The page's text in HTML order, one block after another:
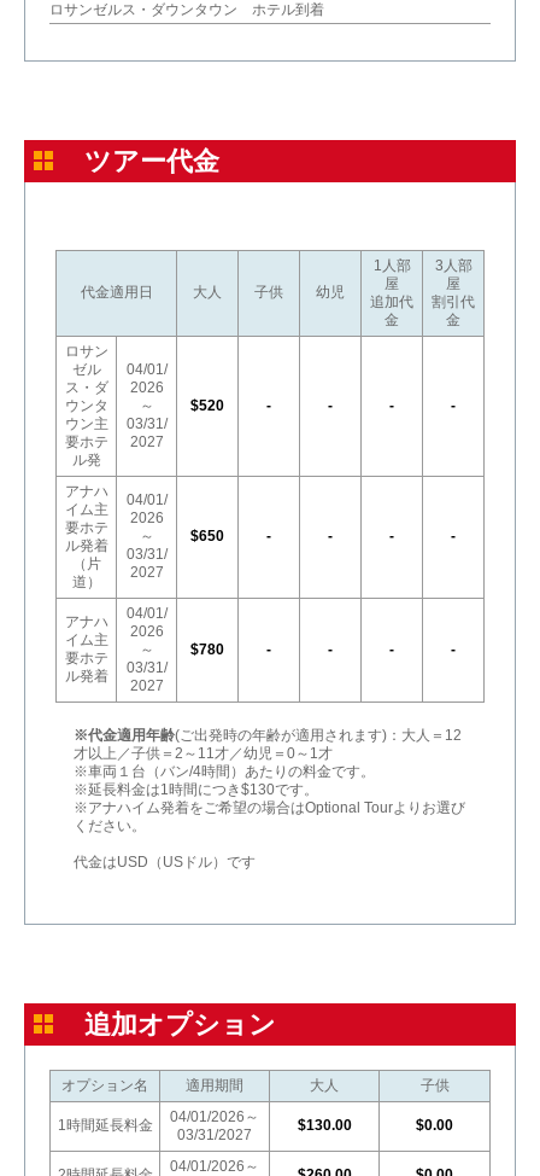
ロサンゼルス・ダウンタウン ホテル到着
ツアー代金
代金適用日 大人 子供 幼児
1人部
屋
追加代
金
3人部
屋
割引代
金
ロサン
ゼル
ス・ダ
ウンタ
ウン主
要ホテ
ル発
04/01/
2026
～
03/31/
2027
$520 - - - -
アナハ
イム主
要ホテ
ル発着
（片
道）
04/01/
2026
～
03/31/
2027
$650 - - - -
アナハ
イム主
要ホテ
ル発着
04/01/
2026
～
03/31/
2027
$780 - - - -
※代金適用年齢(ご出発時の年齢が適用されます)：大人＝12
才以上／子供＝2～11才／幼児＝0～1才
※車両１台（バン/4時間）あたりの料金です。
※延長料金は1時間につき$130です。
※アナハイム発着をご希望の場合はOptional Tourよりお選び
ください。
代金はUSD（USドル）です
追加オプション
オプション名 適用期間 大人 子供
1時間延長料金
04/01/2026～
03/31/2027
$130.00 $0.00
04/01/2026～